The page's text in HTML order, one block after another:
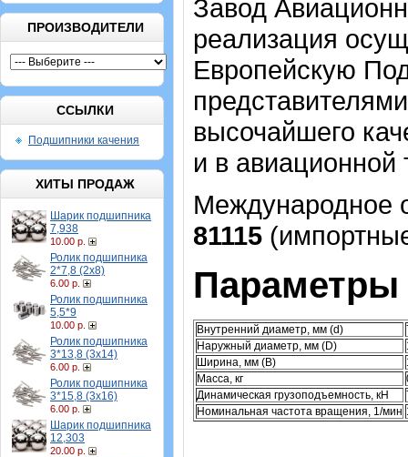
ПРОИЗВОДИТЕЛИ
ССЫЛКИ
Подшипники качения
ХИТЫ ПРОДАЖ
Шарик подшипника
7,938
10.00 р.
Ролик подшипника
2*7,8 (2х8)
6.00 р.
Ролик подшипника
5,5*9
10.00 р.
Ролик подшипника
3*13,8 (3х14)
6.00 р.
Ролик подшипника
3*15,8 (3х16)
6.00 р.
Шарик подшипника
12,303
20.00 р.
Завод
реализация
Европейскую
высочайшего
и в авиационной
Международное
81115
Параметры
Внутренний диаметр, мм (d)
Наружный диаметр, мм (D)
Ширина, мм (B)
Масса, кг
Динамическая грузоподъемность, кН
Номинальная частота вращения, 1/мин